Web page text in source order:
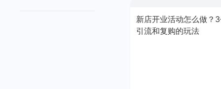
新店开业活动怎么做？
引流和复购的玩法